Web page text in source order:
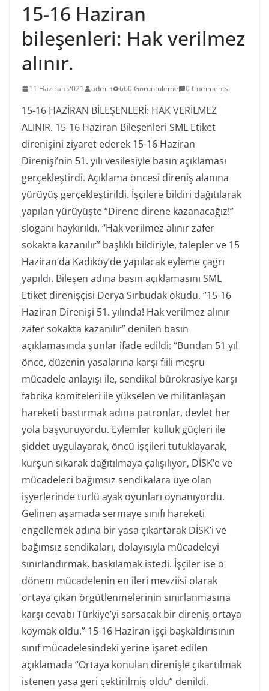
15-16 Haziran
bileşenleri: Hak verilmez
alınır.
11 Haziran 2021 admin 660 Görüntüleme 0 Comments
15-16 HAZİRAN BİLEŞENLERİ: HAK VERİLMEZ
ALINIR. 15-16 Haziran Bileşenleri SML Etiket
direnişini ziyaret ederek 15-16 Haziran
Direnişi’nin 51. yılı vesilesiyle basın açıklaması
gerçekleştirdi. Açıklama öncesi direniş alanına
yürüyüş gerçekleştirildi. İşçilere bildiri dağıtılarak
yapılan yürüyüşte “Direne direne kazanacağız!”
sloganı haykırıldı. “Hak verilmez alınır zafer
sokakta kazanılır” başlıklı bildiriyle, talepler ve 15
Haziran’da Kadıköy’de yapılacak eyleme çağrı
yapıldı. Bileşen adına basın açıklamasını SML
Etiket direnişçisi Derya Sırbudak okudu. “15-16
Haziran Direnişi 51. yılında! Hak verilmez alınır
zafer sokakta kazanılır” denilen basın
açıklamasında şunlar ifade edildi: “Bundan 51 yıl
önce, düzenin yasalarına karşı fiili meşru
mücadele anlayışı ile, sendikal bürokrasiye karşı
fabrika komiteleri ile yükselen ve militanlaşan
hareketi bastırmak adına patronlar, devlet her
yola başvuruyordu. Eylemler kolluk güçleri ile
şiddet uygulayarak, öncü işçileri tutuklayarak,
kurşun sıkarak dağıtılmaya çalışılıyor, DİSK’e ve
mücadeleci bağımsız sendikalara üye olan
işyerlerinde türlü ayak oyunları oynanıyordu.
Gelinen aşamada sermaye sınıfı hareketi
engellemek adına bir yasa çıkartarak DİSK’i ve
bağımsız sendikaları, dolayısıyla mücadeleyi
sınırlandırmak, baskılamak istedi. İşçiler ise o
dönem mücadelenin en ileri mevziisi olarak
ortaya çıkan örgütlenmelerinin sınırlanmasına
karşı cevabı Türkiye’yi sarsacak bir direniş ortaya
koymak oldu.” 15-16 Haziran işçi başkaldırısının
sınıf mücadelesindeki yerine işaret edilen
açıklamada “Ortaya konulan direnişle çıkartılmak
istenen yasa geri çektirilmiş oldu” denildi.